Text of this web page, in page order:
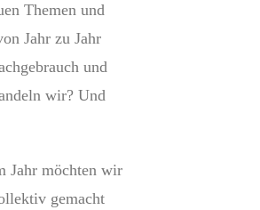
Themen und
Jahr zu Jahr
und
wir? Und
Jahr möchten wir
gemacht